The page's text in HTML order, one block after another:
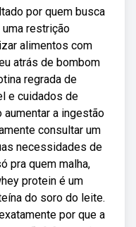
por quem busca
uma restrição
alimentos com
atrás de bombom
regrada de
e cuidados de
aumentar a ingestão
consultar um
necessidades de
pra quem malha,
protein é um
do soro do leite.
por que a